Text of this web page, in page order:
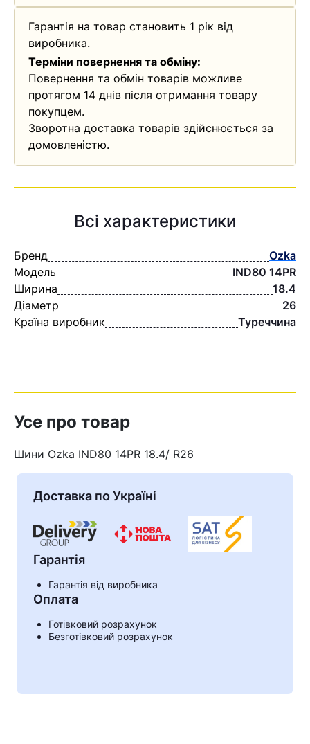
Кошик
Ваш номер надіслано.
Гарантія на товар становить 1 рік від
виробника.
Терміни повернення та обміну:
Повернення та обмін товарів можливе
протягом 14 днів після отримання товару
покупцем.
Зворотна доставка товарів здійснюється за
домовленістю.
Всі характеристики
Бренд
Ozka
Модель
IND80 14PR
Ширина
18.4
Діаметр
26
Країна виробник
Туреччина
Усе про товар
Шини Ozka IND80 14PR 18.4/ R26
Доставка по Україні
Гарантія
Гарантія від виробника
Оплата
Готівковий розрахунок
Безготівковий розрахунок